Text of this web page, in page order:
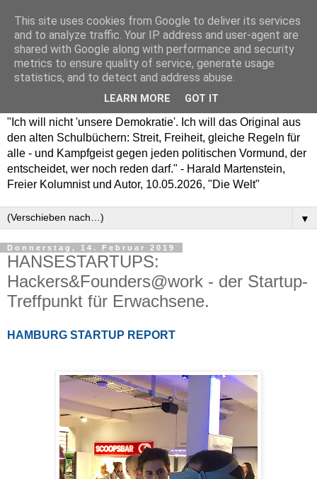
"Ich will nicht 'unsere Demokratie'. Ich will das Original aus
den alten Schulbüchern: Streit, Freiheit, gleiche Regeln für
alle - und Kampfgeist gegen jeden politischen Vormund, der
entscheidet, wer noch reden darf." - Harald Martenstein,
Freier Kolumnist und Autor, 10.05.2026, "Die Welt"
▼
Donnerstag, 14. Februar 2019
HANSESTARTUPS:
Hackers&Founders@work - der Startup-
Treffpunkt für Erwachsene.
HAMBURG STARTUP REPORT
This site uses cookies from Google to deliver its services
and to analyze traffic. Your IP address and user-agent are
shared with Google along with performance and security
metrics to ensure quality of service, generate usage
statistics, and to detect and address abuse.
LEARN MORE GOT IT